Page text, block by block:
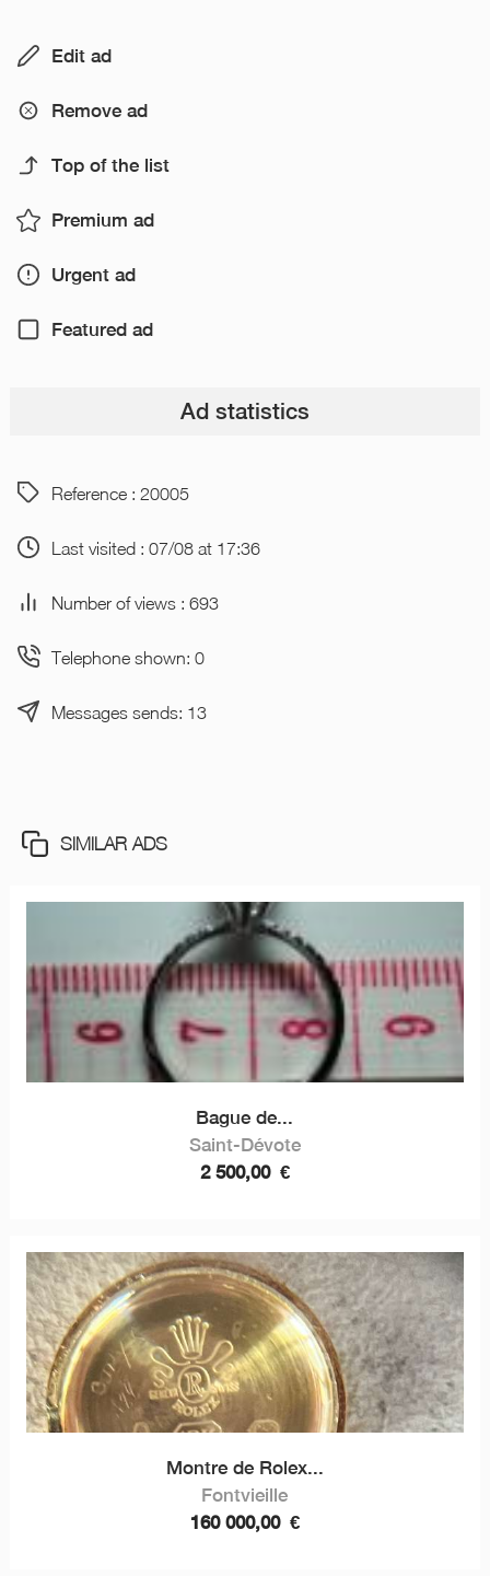
Edit ad
Remove ad
Top of the list
Premium ad
Urgent ad
Featured ad
Ad statistics
Reference : 20005
Last visited : 07/08 at 17:36
Number of views : 693
Telephone shown: 0
Messages sends: 13
SIMILAR ADS
Bague de...
Saint-Dévote
2 500,00 €
Montre de Rolex...
Fontvieille
160 000,00 €